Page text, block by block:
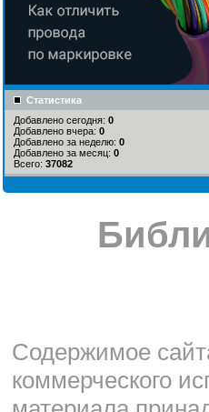
Статистика
Добавлено сегодня: 0
Добавлено вчера: 0
Добавлено за неделю: 0
Добавлено за месяц: 0
Всего: 37082
Cодержимое
коммерческого